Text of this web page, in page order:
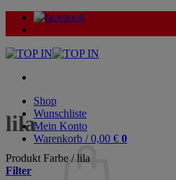
Zum
Inhalt
Shop
Wunschliste
Mein Konto
Warenkorb /0,00 € 0
lila
Produkt Farbe /lila
Filter